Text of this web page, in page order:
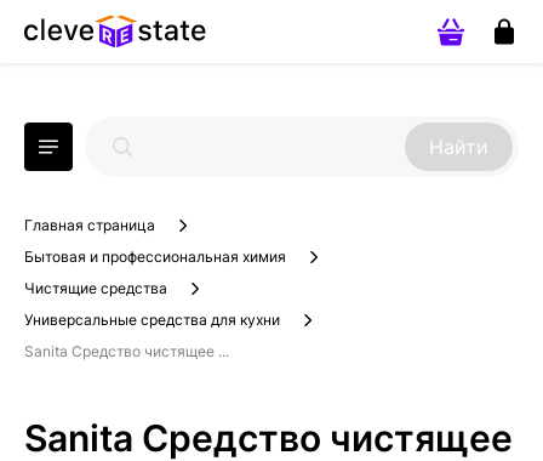
Найти
Главная страница
Бытовая и профессиональная химия
Чистящие средства
Универсальные средства для кухни
Sanita Средство чистящее ...
Sanita Средство чистящее